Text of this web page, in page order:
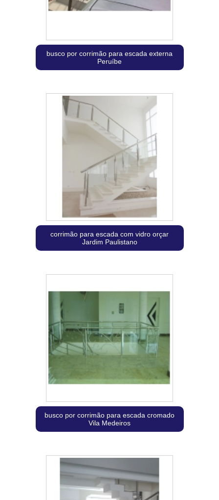
busco por corrimão para escada externa
Peruíbe
corrimão para escada com vidro orçar
Jardim Paulistano
busco por corrimão para escada cromado
Vila Medeiros